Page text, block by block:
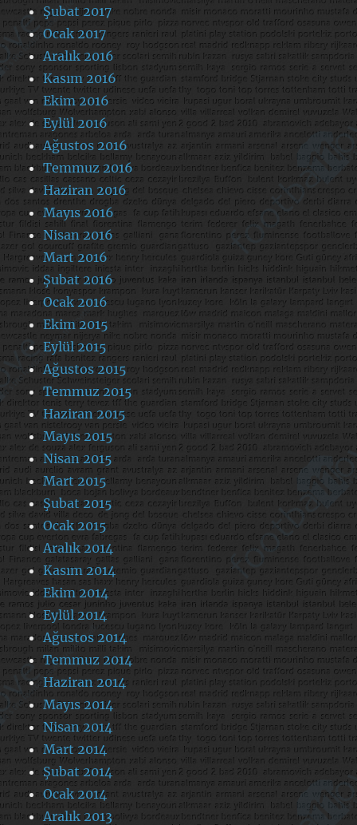
Şubat 2017
Ocak 2017
Aralık 2016
Kasım 2016
Ekim 2016
Eylül 2016
Ağustos 2016
Temmuz 2016
Haziran 2016
Mayıs 2016
Nisan 2016
Mart 2016
Şubat 2016
Ocak 2016
Ekim 2015
Eylül 2015
Ağustos 2015
Temmuz 2015
Haziran 2015
Mayıs 2015
Nisan 2015
Mart 2015
Şubat 2015
Ocak 2015
Aralık 2014
Kasım 2014
Ekim 2014
Eylül 2014
Ağustos 2014
Temmuz 2014
Haziran 2014
Mayıs 2014
Nisan 2014
Mart 2014
Şubat 2014
Ocak 2014
Aralık 2013